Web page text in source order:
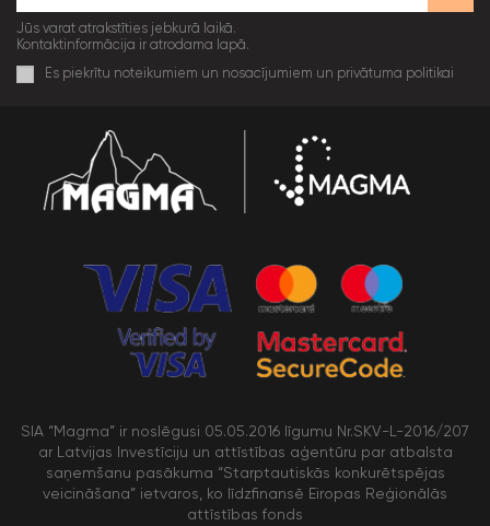
Jūs varat atrakstīties jebkurā laikā.
Kontaktinformācija ir atrodama lapā.
Es piekrītu noteikumiem un nosacījumiem un privātuma politikai
SIA “Magma” ir noslēgusi 05.05.2016 līgumu Nr.SKV-L-2016/207
ar Latvijas Investīciju un attīstības aģentūru par atbalsta
saņemšanu pasākuma “Starptautiskās konkurētspējas
veicināšana” ietvaros, ko līdzfinansē Eiropas Reģionālās
attīstības fonds